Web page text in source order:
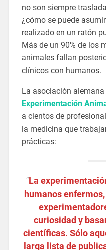
no son siempre
¿cómo se puede
realizado en un ratón
Más de un 90% de los
animales fallan
clínicos con humanos.
La asociación alemana
Experimentación
a cientos de
la medicina que
prácticas:
“La
humanos
curiosidad y
científicas. Sólo
larga lista de